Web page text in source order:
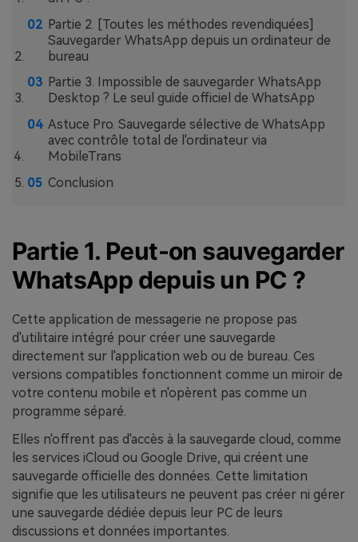
Partie 2. [Toutes les méthodes revendiquées]
Sauvegarder WhatsApp depuis un ordinateur de
bureau
Partie 3. Impossible de sauvegarder WhatsApp
Desktop ? Le seul guide officiel de WhatsApp
Astuce Pro. Sauvegarde sélective de WhatsApp
avec contrôle total de l'ordinateur via
MobileTrans
Conclusion
Partie 1. Peut-on sauvegarder
WhatsApp depuis un PC ?
Cette application de messagerie ne propose pas
d'utilitaire intégré pour créer une sauvegarde
directement sur l'application web ou de bureau. Ces
versions compatibles fonctionnent comme un miroir de
votre contenu mobile et n'opèrent pas comme un
programme séparé.
Elles n'offrent pas d'accès à la sauvegarde cloud, comme
les services iCloud ou Google Drive, qui créent une
sauvegarde officielle des données. Cette limitation
signifie que les utilisateurs ne peuvent pas créer ni gérer
une sauvegarde dédiée depuis leur PC de leurs
discussions et données importantes.